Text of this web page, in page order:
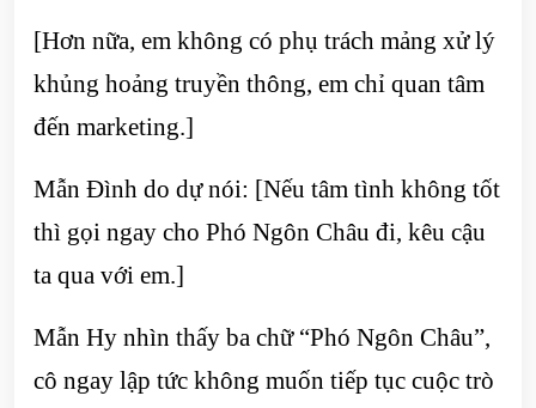
[Hơn nữa, em không có phụ trách mảng xử lý
khủng hoảng truyền thông, em chỉ quan tâm
đến marketing.]
Mẫn Đình do dự nói: [Nếu tâm tình không tốt
thì gọi ngay cho Phó Ngôn Châu đi, kêu cậu
ta qua với em.]
Mẫn Hy nhìn thấy ba chữ “Phó Ngôn Châu”,
cô ngay lập tức không muốn tiếp tục cuộc trò